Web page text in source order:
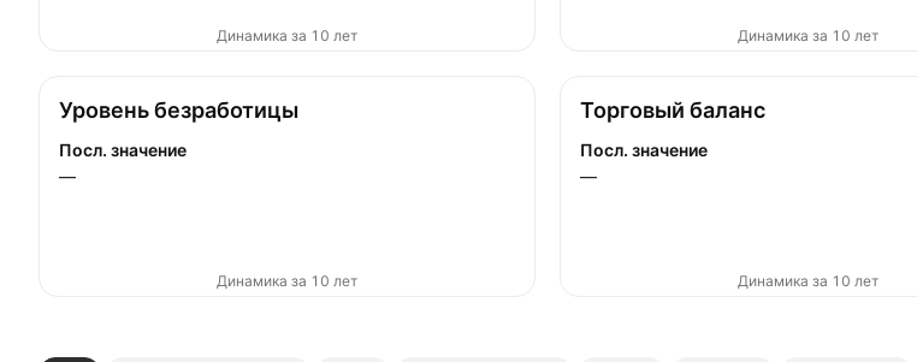
Динамика за 10 лет Динамика за 10 лет
Уровень безработицы
Посл. значение
—
Динамика за 10 лет
Торговый баланс
Посл. значение
—
Динамика за 10 лет